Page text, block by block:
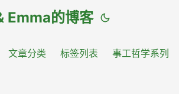
Emma的博客
文章分类 标签列表 事工哲学系列